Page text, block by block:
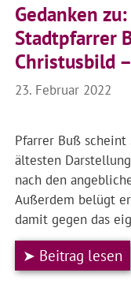
Gedanken
Stadtpfarrer
Christusbild
23. Februar 2022
Pfarrer Buß
ältesten
nach den
Außerdem belügt
damit gegen das
➤ Beitrag lesen